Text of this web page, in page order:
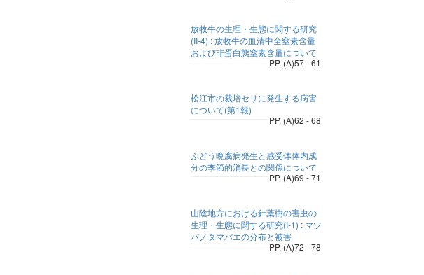
放牧牛の生理・生態に関する研究
(II-4) : 放牧牛の血清中全窒素含量
および非蛋白態窒素含量について
PP. (A)57 - 61
松江市の裁培セリに発生する病害
について(第1報)
PP. (A)62 - 68
ぶどう晩腐病発生と感受体体内成
分の季節的消長との関係について
PP. (A)69 - 71
山陰地方における針葉樹の害虫の
生理・生態に関する研究(I-1) : マツ
バノタマバエの分布と被害
PP. (A)72 - 78